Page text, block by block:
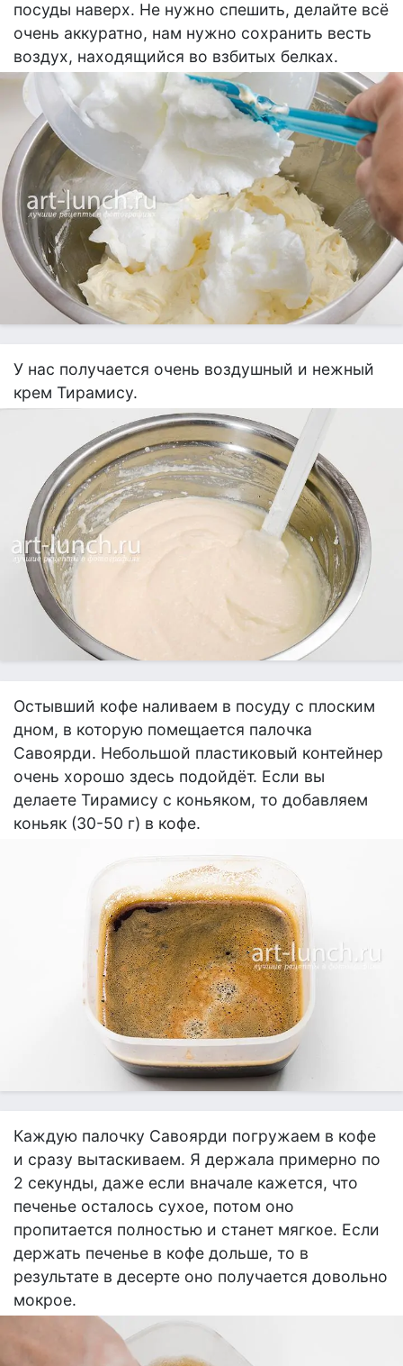
посуды наверх. Не нужно спешить, делайте всё
очень аккуратно, нам нужно сохранить весть
воздух, находящийся во взбитых белках.
У нас получается очень воздушный и нежный
крем Тирамису.
Остывший кофе наливаем в посуду с плоским
дном, в которую помещается палочка
Савоярди. Небольшой пластиковый контейнер
очень хорошо здесь подойдёт. Если вы
делаете Тирамису с коньяком, то добавляем
коньяк (30-50 г) в кофе.
Каждую палочку Савоярди погружаем в кофе
и сразу вытаскиваем. Я держала примерно по
2 секунды, даже если вначале кажется, что
печенье осталось сухое, потом оно
пропитается полностью и станет мягкое. Если
держать печенье в кофе дольше, то в
результате в десерте оно получается довольно
мокрое.